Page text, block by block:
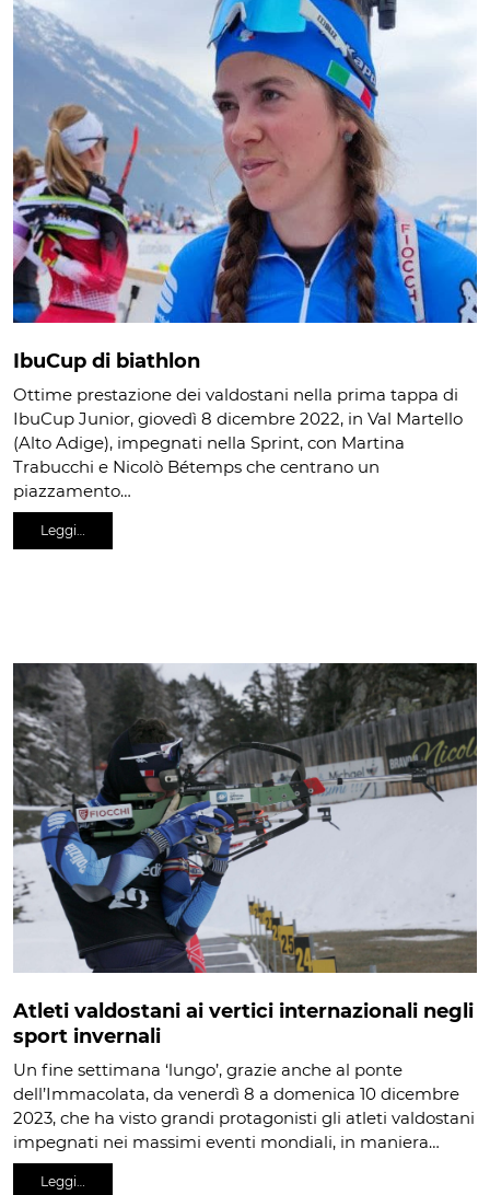
IbuCup di biathlon
Ottime prestazione dei valdostani nella prima tappa di
IbuCup Junior, giovedì 8 dicembre 2022, in Val Martello
(Alto Adige), impegnati nella Sprint, con Martina
Trabucchi e Nicolò Bétemps che centrano un
piazzamento…
Leggi…
Atleti valdostani ai vertici internazionali negli
sport invernali
Un fine settimana ‘lungo’, grazie anche al ponte
dell’Immacolata, da venerdì 8 a domenica 10 dicembre
2023, che ha visto grandi protagonisti gli atleti valdostani
impegnati nei massimi eventi mondiali, in maniera…
Leggi…